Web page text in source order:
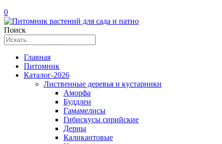
0
Поиск
Главная
Питомник
Каталог-2026
Лиственные деревья и кустарники
Аморфа
Буддлеи
Гамамелисы
Гибискусы сирийские
Дерны
Каликантовые